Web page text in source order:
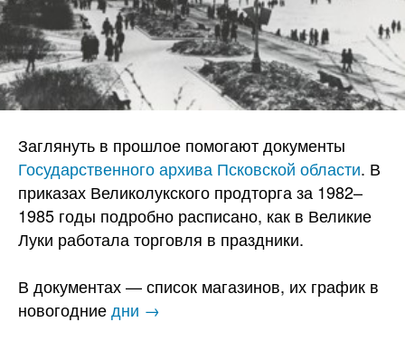
Заглянуть в прошлое помогают документы
Государственного архива Псковской области. В
приказах Великолукского продторга за 1982–
1985 годы подробно расписано, как в Великие
Луки работала торговля в праздники.
В документах — список магазинов, их график в
новогодниедни →